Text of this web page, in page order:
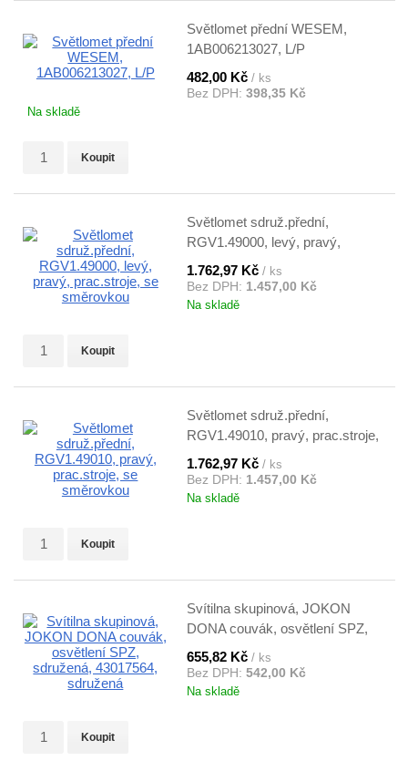
Světlomet přední WESEM,
1AB006213027, L/P
482,00 Kč / ks
Bez DPH: 398,35 Kč
Na skladě
Koupit
Světlomet sdruž.přední,
RGV1.49000, levý, pravý,
prac.stroje, se směrovkou
1.762,97 Kč / ks
Bez DPH: 1.457,00 Kč
Na skladě
Koupit
Světlomet sdruž.přední,
RGV1.49010, pravý, prac.stroje,
se směrovkou
1.762,97 Kč / ks
Bez DPH: 1.457,00 Kč
Na skladě
Koupit
Svítilna skupinová, JOKON
DONA couvák, osvětlení SPZ,
sdružená, 43017564, sdružená
655,82 Kč / ks
Bez DPH: 542,00 Kč
Na skladě
Koupit